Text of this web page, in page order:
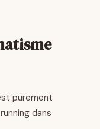
purement
dans